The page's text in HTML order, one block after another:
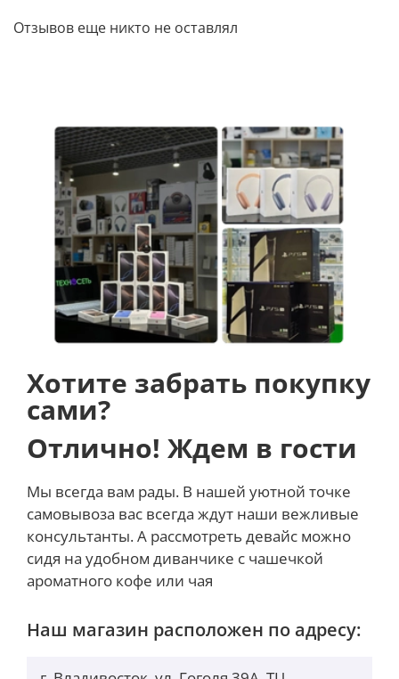
2. Размер: 240*220 * 155 мм Вес: 970г
3. Длина кабеля: 75 см
4. Вместимость: 1.8 л
5. Время кипения: 10 минут
6. Номинальная мощность: 2000Вт
7. Номинальное напряжение: 220-240В
визуального опыта
Отзывов еще никто не оставлял
Хотите забрать покупку
сами?
Отлично! Ждем в гости
Мы всегда вам рады. В нашей уютной точке
самовывоза вас всегда ждут наши вежливые
консультанты. А рассмотреть девайс можно
сидя на удобном диванчике с чашечкой
ароматного кофе или чая
Наш магазин расположен по адресу: